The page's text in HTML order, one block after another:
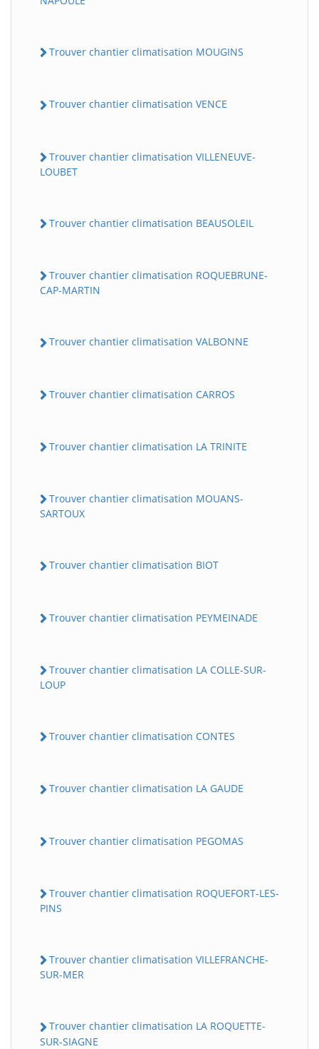
Trouver chantier climatisation MOUGINS
Trouver chantier climatisation VENCE
Trouver chantier climatisation VILLENEUVE-
LOUBET
Trouver chantier climatisation BEAUSOLEIL
Trouver chantier climatisation ROQUEBRUNE-
CAP-MARTIN
Trouver chantier climatisation VALBONNE
Trouver chantier climatisation CARROS
Trouver chantier climatisation LA TRINITE
Trouver chantier climatisation MOUANS-
SARTOUX
Trouver chantier climatisation BIOT
Trouver chantier climatisation PEYMEINADE
Trouver chantier climatisation LA COLLE-SUR-
LOUP
Trouver chantier climatisation CONTES
Trouver chantier climatisation LA GAUDE
Trouver chantier climatisation PEGOMAS
Trouver chantier climatisation ROQUEFORT-LES-
PINS
Trouver chantier climatisation VILLEFRANCHE-
SUR-MER
Trouver chantier climatisation LA ROQUETTE-
SUR-SIAGNE